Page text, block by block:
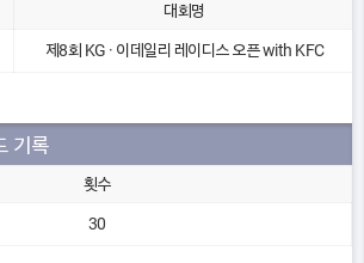
대회명
제8회 KG · 이데일리 레이디스 오픈 with KFC
기록
횟수
30